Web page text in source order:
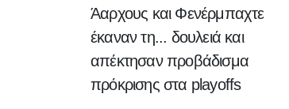
Άαρχους και Φενέρμπαχτε
έκαναν τη... δουλειά και
απέκτησαν προβάδισμα
πρόκρισης στα playoffs